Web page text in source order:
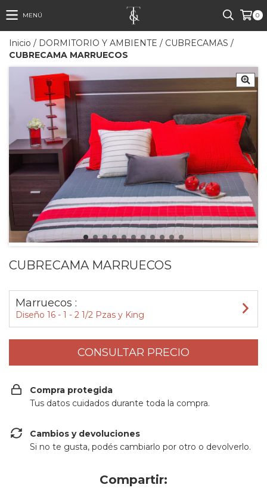
MENÚ 0
Inicio / DORMITORIO Y AMBIENTE / CUBRECAMAS /
CUBRECAMA MARRUECOS
CUBRECAMA MARRUECOS
Marruecos :
Diseño 16 - 1 - 2 1/2 Pzas y King
Compra protegida
Tus datos cuidados durante toda la compra.
Cambios y devoluciones
Si no te gusta, podés cambiarlo por otro o devolverlo.
Compartir: